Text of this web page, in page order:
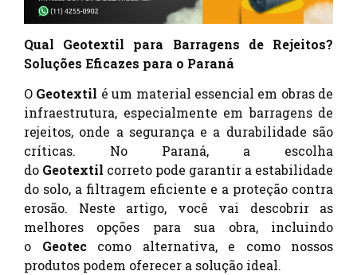
Qual Geotextil para Barragens de Rejeitos?
Soluções Eficazes para o Paraná
O Geotextil é um material essencial em obras de
infraestrutura, especialmente em barragens de
rejeitos, onde a segurança e a durabilidade são
críticas. No Paraná, a escolha
do Geotextil correto pode garantir a estabilidade
do solo, a filtragem eficiente e a proteção contra
erosão. Neste artigo, você vai descobrir as
melhores opções para sua obra, incluindo
o Geotec como alternativa, e como nossos
produtos podem oferecer a solução ideal.